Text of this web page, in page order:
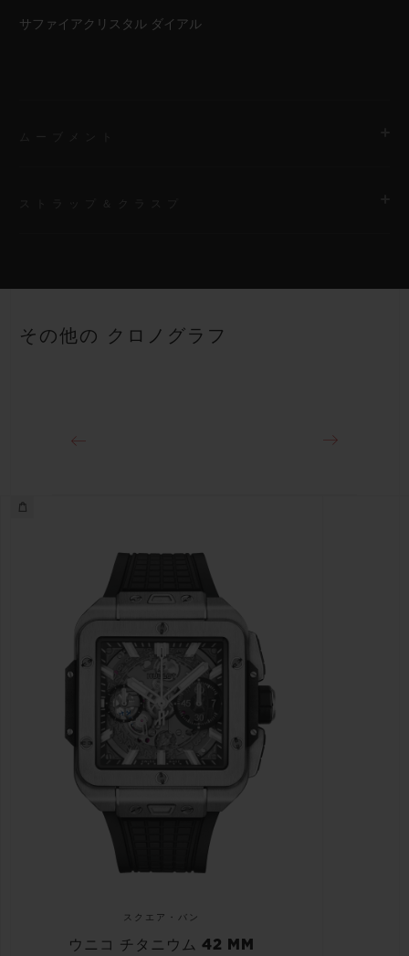
サファイアクリスタル ダイアル
ストラップ
その他の クロノグラフ
スクエア・バン
ウニコ チタニウム 42 MM